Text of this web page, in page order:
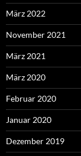
März 2022
November 2021
März 2021
März 2020
Februar 2020
Januar 2020
Dezember 2019